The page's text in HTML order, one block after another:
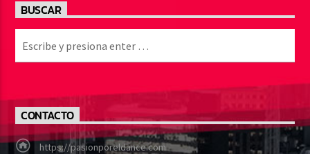
BUSCAR
CONTACTO
https://pasionporeldance.com